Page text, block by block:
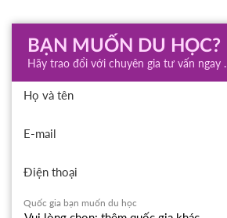
BẠN MUỐN DU HỌC?
Hãy trao đổi với chuyên gia tư vấn ngay .
Họ và tên
E-mail
Điện thoại
Quốc gia bạn muốn du học